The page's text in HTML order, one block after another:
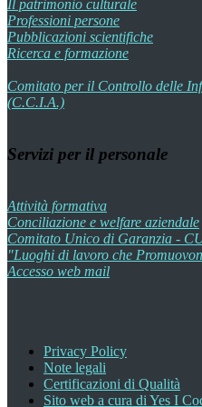
Il patrimonio culturale
Professioni persone
Pubblicazioni scientifiche
Ricerca e formazione
Comitato per il Controllo delle
(C.C.I.A.)
Servizi per il personale
Attività formativa
Conciliazione e welfare aziendale
Comitato Unico di Garanzia -
"Luoghi di lavoro che
Accesso web mail
Privacy Policy
Note legali
Certificazioni di Qualità
Sito web a cura di Yes I